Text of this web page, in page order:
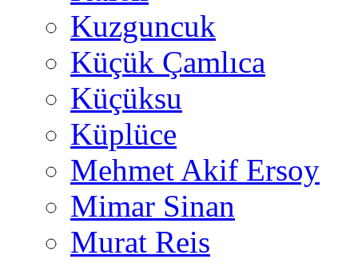
Kuzguncuk
Küçük Çamlıca
Küçüksu
Küplüce
Mehmet Akif Ersoy
Mimar Sinan
Murat Reis